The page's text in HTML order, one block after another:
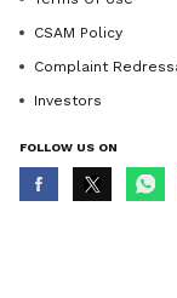
CSAM Policy
Complaint
Investors
FOLLOW US ON